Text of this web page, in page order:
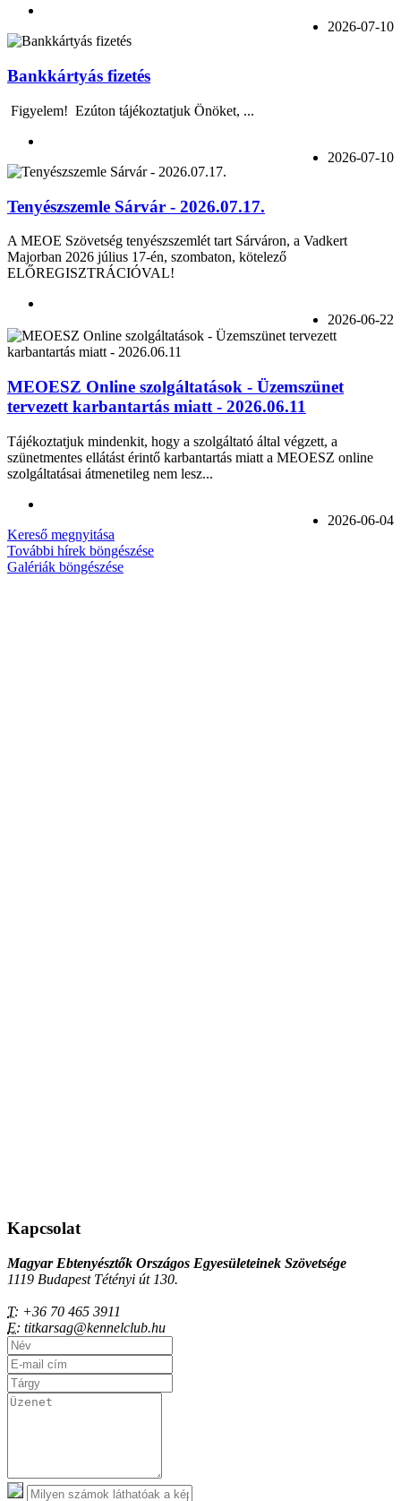
2026-07-10
Bankkártyás fizetés
Figyelem! Ezúton tájékoztatjuk Önöket, ...
2026-07-10
Tenyészszemle Sárvár - 2026.07.17.
A MEOE Szövetség tenyészszemlét tart Sárváron, a Vadkert
Majorban 2026 július 17-én, szombaton, kötelező
ELŐREGISZTRÁCIÓVAL!
2026-06-22
MEOESZ Online szolgáltatások - Üzemszünet
tervezett karbantartás miatt - 2026.06.11
Tájékoztatjuk mindenkit, hogy a szolgáltató által végzett, a
szünetmentes ellátást érintő karbantartás miatt a MEOESZ online
szolgáltatásai átmenetileg nem lesz...
2026-06-04
Kereső megnyitása
További hírek böngészése
Galériák böngészése
Kapcsolat
Magyar Ebtenyésztők Országos Egyesületeinek Szövetsége
1119 Budapest Tétényi út 130.
T: +36 70 465 3911
E: titkarsag@kennelclub.hu